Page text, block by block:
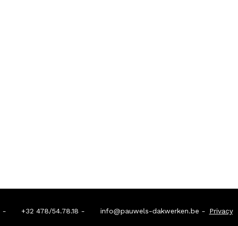
- +32 478/54.78.18 - info@pauwels-dakwerken.be - Privacy